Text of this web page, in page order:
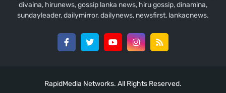
divaina, hirunews, gossip lanka news, hiru gossip, dinamina,
sundayleader, dailymirror, dailynews, newsfirst, lankacnews.
RapidMedia Networks. All Rights Reserved.